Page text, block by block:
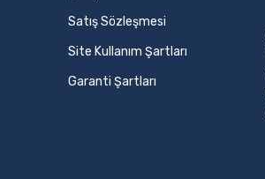
Satış Sözleşmesi
Site Kullanım Şartları
Garanti Şartları